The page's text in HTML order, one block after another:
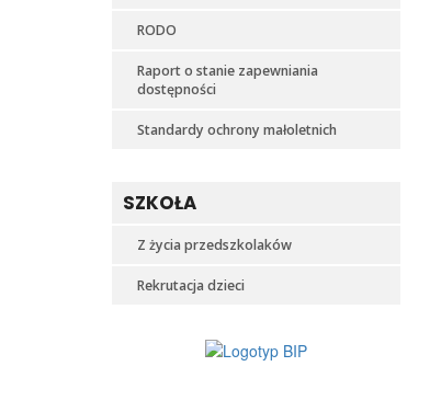
RODO
Raport o stanie zapewniania
dostępności
Standardy ochrony małoletnich
SZKOŁA
Z życia przedszkolaków
Rekrutacja dzieci